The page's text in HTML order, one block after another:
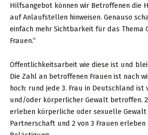
Hilfsangebot können wir Betroffenen die
auf Anlaufstellen hinweisen. Genauso
einfach mehr Sichtbarkeit für das Thema
Frauen.“
Öffentlichkeitsarbeit wie diese ist und
Die Zahl an betroffenen Frauen ist nach
hoch: rund jede 3. Frau in Deutschland ist
und/oder körperlicher Gewalt betroffen.
erleben körperliche oder sexuelle Gewalt
Partnerschaft und 2 von 3 Frauen